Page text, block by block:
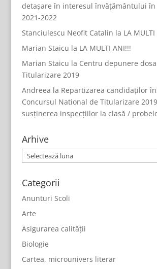
detașare în interesul învățământului în
2021-2022
Stanciulescu Neofit Catalin la LA
Marian Staicu la LA MULTI ANI!!!
Marian Staicu la Centru depunere
Titularizare 2019
Andreea la Repartizarea candidaților
Concursul National de Titularizare
susținerea inspecțiilor la clasă /
Arhive
Arhive
Categorii
Anunturi Scoli
Arte
Asigurarea calității
Biologie
Cartea, microunivers literar